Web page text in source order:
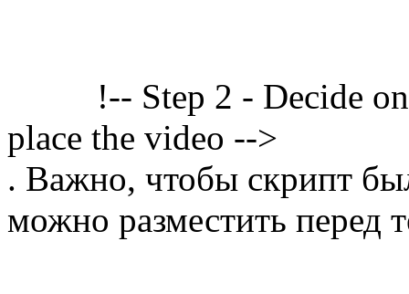
!-- Step 2 - Decide
place the video -->
. Важно, чтобы скрипт
можно разместить перед